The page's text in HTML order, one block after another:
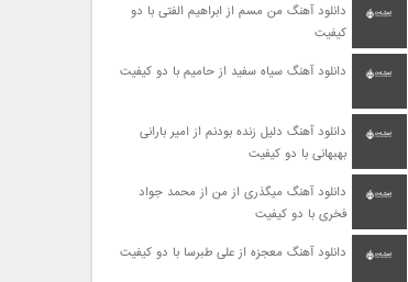
دانلود آهنگ من مسم از ابراهیم الفتی با دو
کیفیت
دانلود آهنگ سیاه سفید از حامیم با دو کیفیت
دانلود آهنگ دلیل زنده بودنم از امیر بارانی
بهبهانی با دو کیفیت
دانلود آهنگ میگذری از من از محمد جواد
فخری با دو کیفیت
دانلود آهنگ معجزه از علی طبرسا با دو کیفیت